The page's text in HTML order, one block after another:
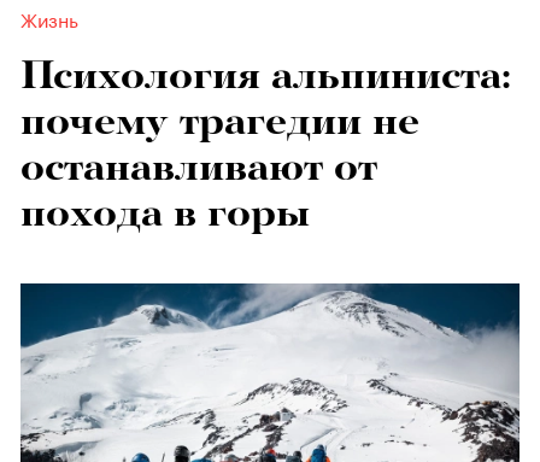
Жизнь
Психология альпиниста:
почему трагедии не
останавливают от
похода в горы